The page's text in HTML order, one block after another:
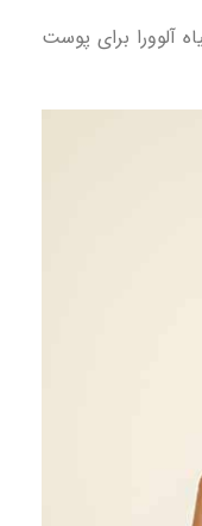
آلوورا برای پوست